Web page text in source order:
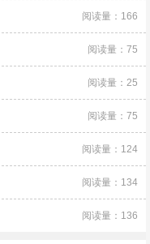
阅读量：166
阅读量：75
阅读量：25
阅读量：75
阅读量：124
阅读量：134
阅读量：136